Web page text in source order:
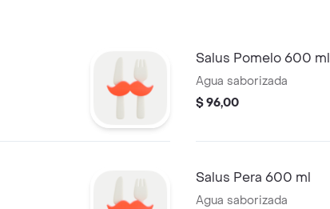
Salus Pomelo 600 ml
Agua saborizada
$ 96,00
Salus Pera 600 ml
Agua saborizada